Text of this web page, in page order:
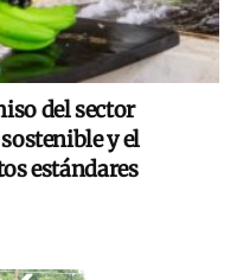
del sector
y el
estándares